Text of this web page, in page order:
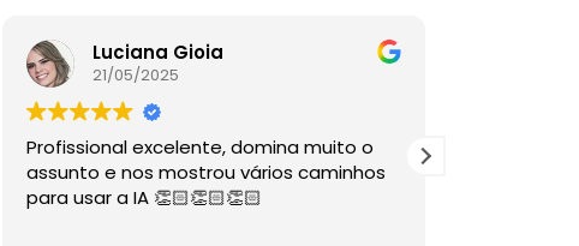
Luciana Gioia
21/05/2025
Profissional excelente, domina muito o
assunto e nos mostrou vários caminhos
para usar a IA 👏🏻👏🏻👏🏻